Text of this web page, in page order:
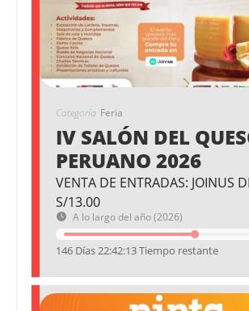
Categoría Feria
IV SALÓN DEL
PERUANO 2026
VENTA DE ENTRADAS: JOINUS
S/13.00
A lo largo del año (2026)
146 Días 22:42:12 Tiempo restante